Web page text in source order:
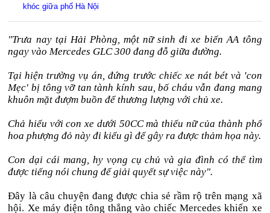
khóc giữa phố Hà Nội
"Trưa nay tại Hải Phòng, một nữ sinh đi xe biển AA tông
ngay vào Mercedes GLC 300 đang đỗ giữa đường.
Tại hiện trường vụ án, đứng trước chiếc xe nát bét và 'con
Mẹc' bị tông vỡ tan tành kính sau, bố cháu vẫn đang mang
khuôn mặt đượm buồn để thương lượng với chủ xe.
Chả hiểu với con xe dưới 50CC mà thiếu nữ của thành phố
hoa phượng đỏ này đi kiểu gì để gây ra được thảm họa này.
Con dại cái mang, hy vọng cụ chủ và gia đình có thể tìm
được tiếng nói chung để giải quyết sự việc này".
Đây là câu chuyện đang được chia sẻ rầm rộ trên mạng xã
hội. Xe máy điện tông thẳng vào chiếc Mercedes khiến xe